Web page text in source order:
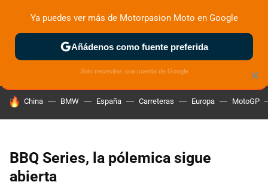
ZONA DE PRUEBAS DEPORTIVAS MOTOS ELÉCTRICAS
HOY SE HABLA DE
China BMW España Carreteras Europa MotoGP
BBQ Series, la pólemica sigue
abierta
×
Ya puedes ver más de Motorpasion Moto en Google
Añádenos como fuente preferida
Solo necesitas una cuenta de Google